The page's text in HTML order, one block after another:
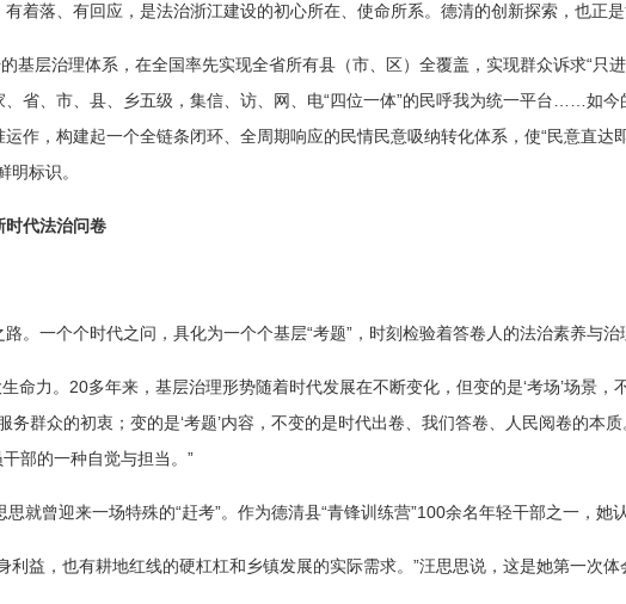
着落、有回应，是法治浙江建设的初心所在、使命所系。德清的创新探索，也正
基层治理体系，在全国率先实现全省所有县（市、区）全覆盖，实现群众诉求“只
省、市、县、乡五级，集信、访、网、电“四位一体”的民呼我为统一平台……如
作，构建起一个全链条闭环、全周期响应的民情民意吸纳转化体系，使“民意直达
明标识。
时代法治问卷
。一个个时代之问，具化为一个个基层“考题”，时刻检验着答卷人的法治素养与治
生命力。20多年来，基层治理形势随着时代发展在不断变化，但变的是‘考场’场景
务群众的初衷；变的是‘考题’内容，不变的是时代出卷、我们答卷、人民阅卷的本
干部的一种自觉与担当。”
就曾迎来一场特殊的“赶考”。作为德清县“青锋训练营”100余名年轻干部之一，她
利益，也有耕地红线的硬杠杠和乡镇发展的实际需求。”汪思思说，这是她第一次体